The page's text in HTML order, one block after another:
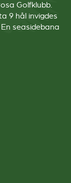
Golfklubb.
9 hål invigdes
seasidebana